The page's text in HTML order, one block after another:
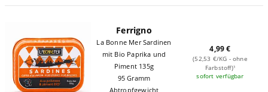
Ferrigno
La Bonne Mer Sardinen
mit Bio Paprika und
Piment 135g
95 Gramm
Abtropfgewicht
4,99 €
(52,53 €/KG - ohne
Farbstoff)¹
sofort verfügbar